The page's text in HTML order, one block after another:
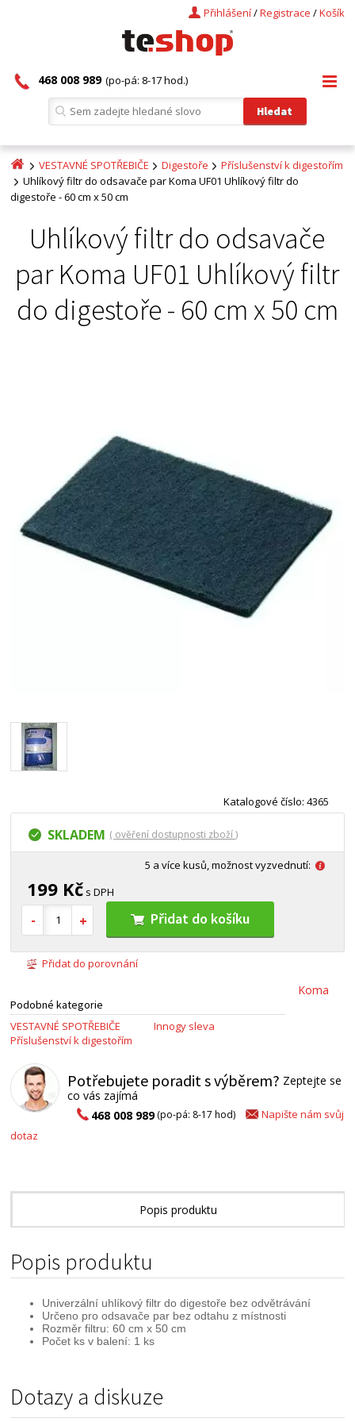
Košík
/
Registrace
/
Přihlášení
468 008 989 (po-pá: 8-17 hod.)
VESTAVNÉ SPOTŘEBIČE Digestoře
Příslušenství k digestořím
Uhlíkový filtr do odsavače par Koma UF01 Uhlíkový filtr do
digestoře - 60 cm x 50 cm
Uhlíkový filtr do odsavače
par Koma UF01 Uhlíkový filtr
do digestoře - 60 cm x 50 cm
Katalogové číslo: 4365
SKLADEM ( ověření dostupnosti zboží )
5 a více kusů, možnost vyzvednutí:
199 Kč s DPH
Přidat do košíku
Přidat do porovnání
Podobné kategorie
VESTAVNÉ SPOTŘEBIČE
Příslušenství k digestořím
Innogy sleva
Koma
Potřebujete poradit s výběrem? Zeptejte se
co vás zajímá
468 008 989(po-pá: 8-17 hod)
Napište nám svůj
dotaz
Popis produktu
Popis produktu
Univerzální uhlíkový filtr do digestoře bez odvětrávání
Určeno pro odsavače par bez odtahu z místnosti
Rozměr filtru: 60 cm x 50 cm
Počet ks v balení: 1 ks
Dotazy a diskuze